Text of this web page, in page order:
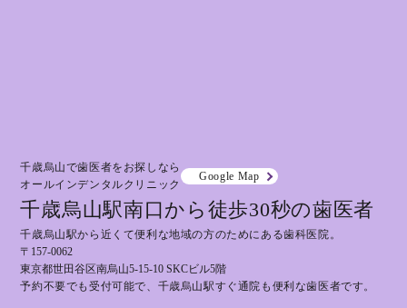
千歳烏山で歯医者をお探しなら
オールインデンタルクリニック
Google Map
千歳烏山駅南口から徒歩30秒の歯医者
千歳烏山駅から近くて便利な地域の方のためにある歯科医院。
〒157-0062
東京都世田谷区南烏山5-15-10 SKCビル5階
予約不要でも受付可能で、千歳烏山駅すぐ通院も便利な歯医者です。